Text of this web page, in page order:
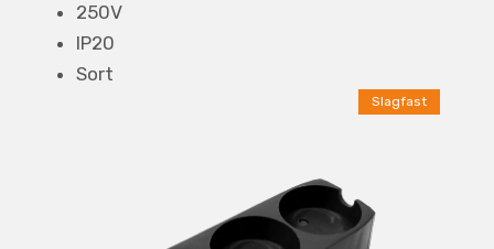
250V
IP20
Sort
Slagfast